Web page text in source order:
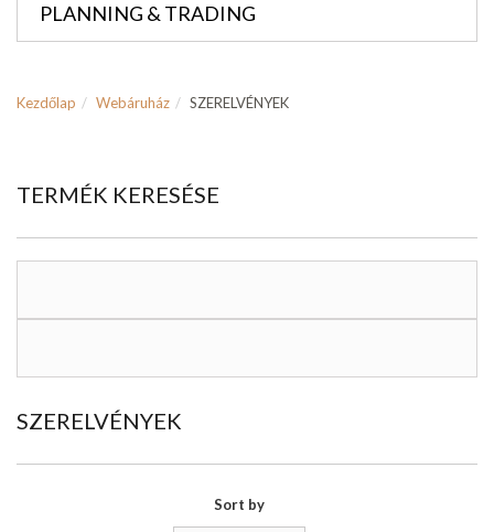
PLANNING & TRADING
Kezdőlap Webáruház SZERELVÉNYEK
TERMÉK KERESÉSE
SZERELVÉNYEK
Sort by